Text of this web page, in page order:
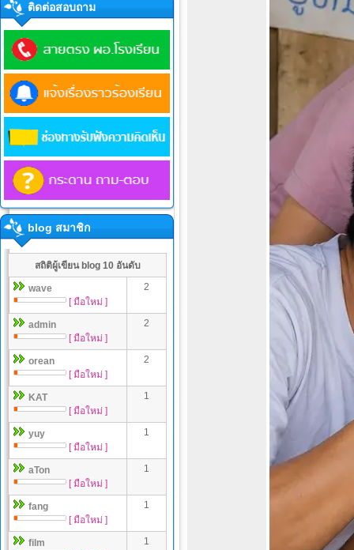
ติดต่อสอบถาม
blog สมาชิก
สถิติผู้เขียน blog 10 อันดับ
wave
[ มือใหม่ ]
2
admin
[ มือใหม่ ]
2
orean
[ มือใหม่ ]
2
KAT
[ มือใหม่ ]
1
yuy
[ มือใหม่ ]
1
aTon
[ มือใหม่ ]
1
fang
[ มือใหม่ ]
1
film
1